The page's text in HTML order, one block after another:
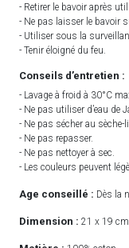
- Retirer le bavoir après
- Ne pas laisser le bavoir
- Utiliser sous la
- Tenir éloigné du feu.
Conseils d’entretien :
- Lavage à froid à 30°C
- Ne pas utiliser d’eau de
- Ne pas sécher au sèche-
- Ne pas repasser.
- Ne pas nettoyer à sec.
- Les couleurs peuvent
Age conseillé : Dès la
Dimension : 21 x 19 cm